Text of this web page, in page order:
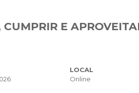
E
LOCAL
Online